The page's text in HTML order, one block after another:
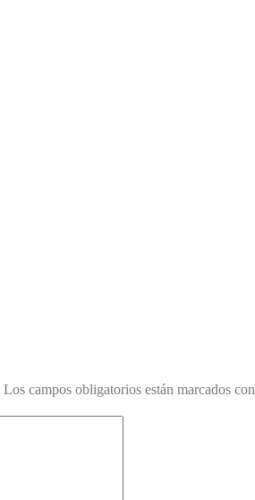
Los campos obligatorios están marcados con